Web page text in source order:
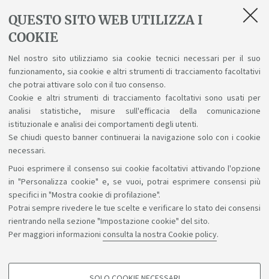
QUESTO SITO WEB UTILIZZA I
COOKIE
Nel nostro sito utilizziamo sia cookie tecnici necessari per il suo
funzionamento, sia cookie e altri strumenti di tracciamento facoltativi
che potrai attivare solo con il tuo consenso.
Cookie e altri strumenti di tracciamento facoltativi sono usati per
analisi statistiche, misure sull'efficacia della comunicazione
istituzionale e analisi dei comportamenti degli utenti.
Se chiudi questo banner continuerai la navigazione solo con i cookie
necessari.
Puoi esprimere il consenso sui cookie facoltativi attivando l'opzione
in "Personalizza cookie" e, se vuoi, potrai esprimere consensi più
specifici in "Mostra cookie di profilazione".
Potrai sempre rivedere le tue scelte e verificare lo stato dei consensi
rientrando nella sezione "Impostazione cookie" del sito.
Per maggiori informazioni consulta la nostra Cookie policy.
Date e scadenze sedute di Laurea
[ .pdf 35Kb ]
Manuale per lo studente - domanda di
laurea
[ .pdf 1179Kb ]
Sosteniamo il diritto alla conoscenza
Seguici su: